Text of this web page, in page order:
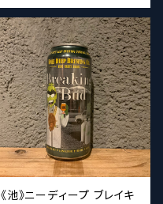
《池》ニーディープ ブレイキ